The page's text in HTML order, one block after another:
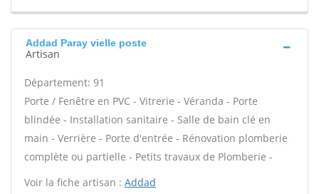
Addad Paray vielle poste
Artisan
Département: 91
Porte / Fenêtre en PVC - Vitrerie - Véranda - Porte
blindée - Installation sanitaire - Salle de bain clé en
main - Verrière - Porte d'entrée - Rénovation plomberie
complète ou partielle - Petits travaux de Plomberie -
Voir la fiche artisan : Addad